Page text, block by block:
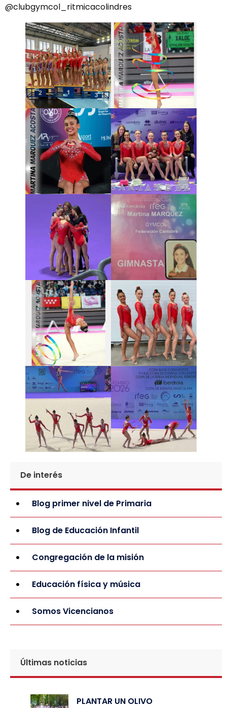
@clubgymcol_ritmicacolindres
De interés
Blog primer nivel de Primaria
Blog de Educación Infantil
Congregación de la misión
Educación física y música
Somos Vicencianos
Últimas noticias
PLANTAR UN OLIVO